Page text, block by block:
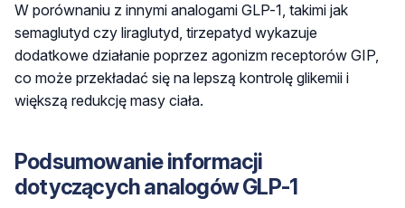
W porównaniu z innymi analogami GLP-1, takimi jak
semaglutyd czy liraglutyd, tirzepatyd wykazuje
dodatkowe działanie poprzez agonizm receptorów GIP,
co może przekładać się na lepszą kontrolę glikemii i
większą redukcję masy ciała.
Podsumowanie informacji
dotyczących analogów GLP-1